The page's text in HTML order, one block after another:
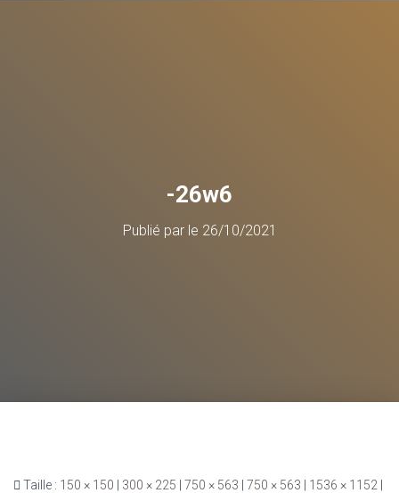
-26w6
Publié par le 26/10/2021
Taille : 150 × 150 300 × 225 750 × 563 750 × 563 1536 × 1152